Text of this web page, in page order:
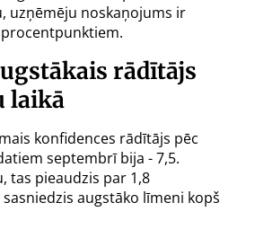
uzņēmēju noskaņojums ir
rādītājs
laikā
konfidences rādītājs pēc
septembrī bija - 7,5.
tas pieaudzis par 1,8
augstāko līmeni kopš